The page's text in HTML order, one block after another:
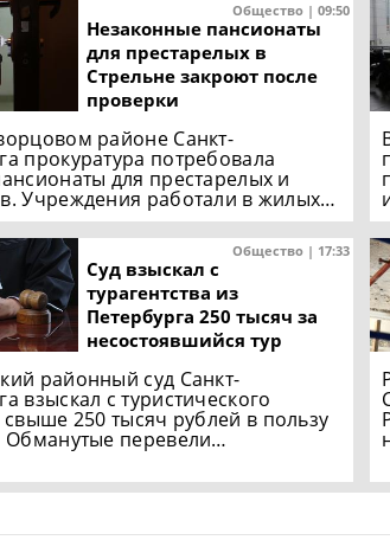
Общество | 09:50
Незаконные пансионаты
для престарелых в
Стрельне закроют после
проверки
районе Санкт-
прокуратура потребовала
для престарелых и
Учреждения работали в жилых…
Общество | 17:33
Суд взыскал с
турагентства из
Петербурга 250 тысяч за
несостоявшийся тур
районный суд Санкт-
взыскал с туристического
свыше 250 тысяч рублей в пользу
Обманутые перевели…